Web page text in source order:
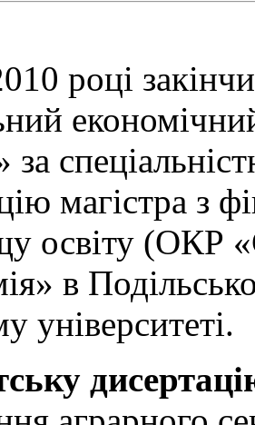
році
за
магістра з
освіту (ОКР
в
університеті.